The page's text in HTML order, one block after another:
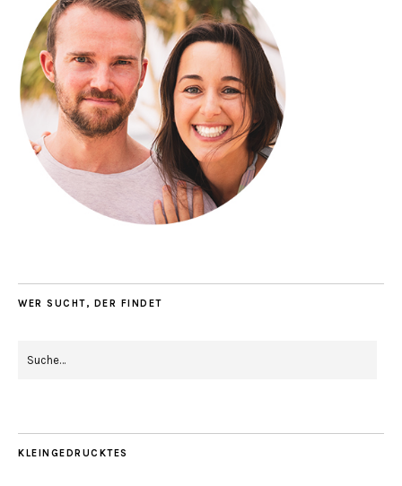
WER SUCHT, DER FINDET
KLEINGEDRUCKTES